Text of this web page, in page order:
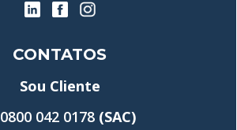
CONTATOS
Sou Cliente
0800 042 0178 (SAC)